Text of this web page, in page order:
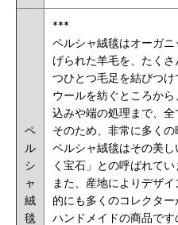
ペ
ル
シ
ャ
絨
毯
***
ペルシャ絨毯はオーガ
げられた羊毛を、たく
つひとつ毛足を結びつけ
ウールを紡ぐところか
込みや端の処理まで、全
そのため、非常に多くの
ペルシャ絨毯はその美
く宝石」との呼ばれてい
また、産地によりデザ
的にも多くのコレクター
ハンドメイドの商品で